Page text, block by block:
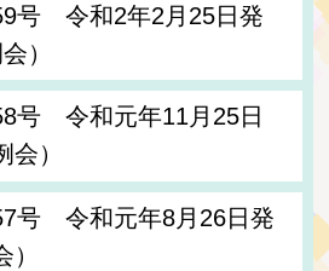
号 令和2年2月25日発
）
号 令和元年11月25日
）
号 令和元年8月26日発